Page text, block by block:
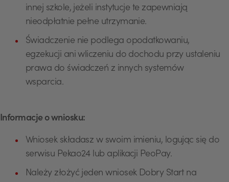
innej szkole, jeżeli instytucje te zapewniają
nieodpłatnie pełne utrzymanie.
Świadczenie nie podlega opodatkowaniu,
egzekucji ani wliczeniu do dochodu przy ustaleniu
prawa do świadczeń z innych systemów
wsparcia.
Informacje o wniosku:
Wniosek składasz w swoim imieniu, logując się do
serwisu Pekao24 lub aplikacji PeoPay.
Należy złożyć jeden wniosek Dobry Start na